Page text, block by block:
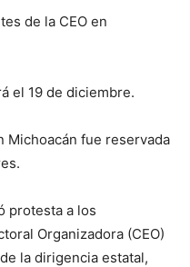
de la CEO en
el 19 de diciembre.
Michoacán fue reservada
protesta a los
Organizadora (CEO)
la dirigencia estatal,